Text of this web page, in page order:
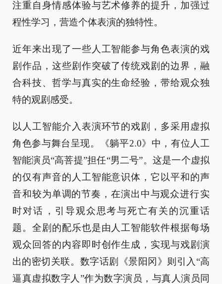
注重自身情感体验与艺术修养的提升，加强过
程性学习，营造个体表演的独特性。
近年来出现了一些人工智能参与角色表演的戏
剧作品，这些剧作突破了传统戏剧的边界，融
合科技、哲学与真实的生命经验，带给观众独
特的观剧感受。
以人工智能介入表演环节的戏剧，多采用虚拟
角色参与舞台呈现。《躺平2.0》中，有位人工
智能演员“高菩提”担任“男二号”。这是一个虚拟
的仅有声音的人工智能意识体，它以平和的声
音和较为单调的节奏，在演出中与观众进行‌实
时对话‌，引导观众思考与死亡有关的沉重话
题。全剧的配乐也是由人工智能软件根据每场
观众回答的内容即时创作生成，实现与戏剧演
出的密切关联。‌数字话剧《景阳冈》则引入“高
逼真虚拟数字人”作为数字演员，与真人演员同